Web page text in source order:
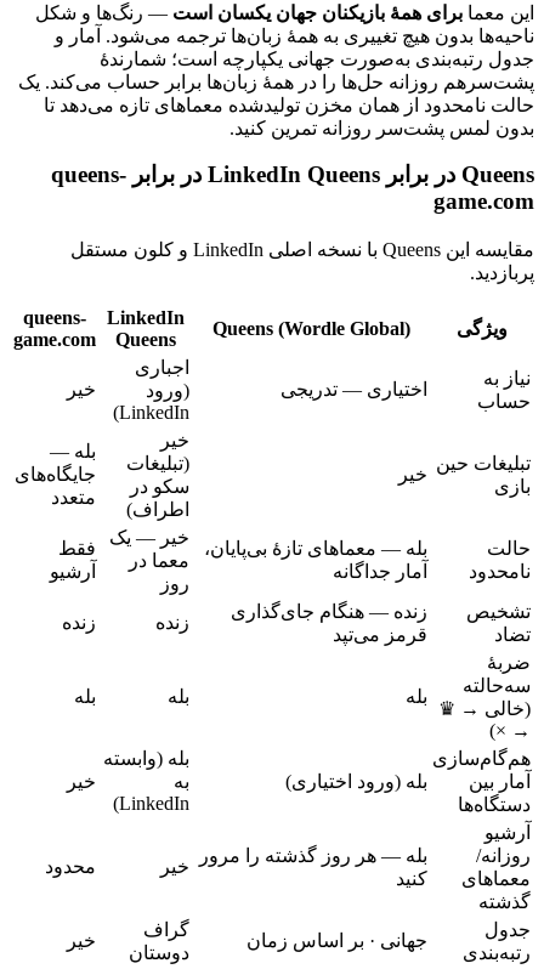
این معمابرای همهٔ بازیکنان جهان یکسان است— رنگ‌ها و شکل
ناحیه‌ها بدون هیچ تغییری به همهٔ زبان‌ها ترجمه می‌شود. آمار و
جدول رتبه‌بندی به‌صورت جهانی یکپارچه است؛ شمارندهٔ
پشت‌سرهم روزانه حل‌ها را در همهٔ زبان‌ها برابر حساب می‌کند. یک
حالت نامحدود از همان مخزن تولیدشده معماهای تازه می‌دهد تا
بدون لمس پشت‌سر روزانه تمرین کنید.
Queens در برابر LinkedIn Queens در برابر queens-
game.com
مقایسه این Queens با نسخه اصلی LinkedIn و کلون مستقل
پربازدید.
ویژگی Queens (Wordle Global)
LinkedIn
Queens
queens-
game.com
نیاز به
حساب
اختیاری — تدریجی
اجباری
(ورود
LinkedIn)
خیر
تبلیغات حین
بازی
خیر
خیر
(تبلیغات
سکو در
اطراف)
بله —
جایگاه‌های
متعدد
حالت
نامحدود
بله — معماهای تازهٔ بی‌پایان،
آمار جداگانه
خیر — یک
معما در
روز
فقط
آرشیو
تشخیص
تضاد
زنده — هنگام جای‌گذاری
قرمز می‌تپد
زنده
زنده
ضربهٔ
سه‌حالته
(خالی → ♛
→ ×)
بله بله بله
هم‌گام‌سازی
آمار بین
دستگاه‌ها
بله (ورود اختیاری)
بله (وابسته
به
LinkedIn)
خیر
آرشیو
روزانه/
معماهای
گذشته
بله — هر روز گذشته را مرور
کنید
خیر محدود
جدول
رتبه‌بندی
جهانی · بر اساس زمان
گراف
دوستان
خیر